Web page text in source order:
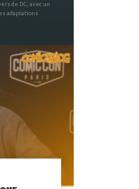
de DC, avec un
adaptations